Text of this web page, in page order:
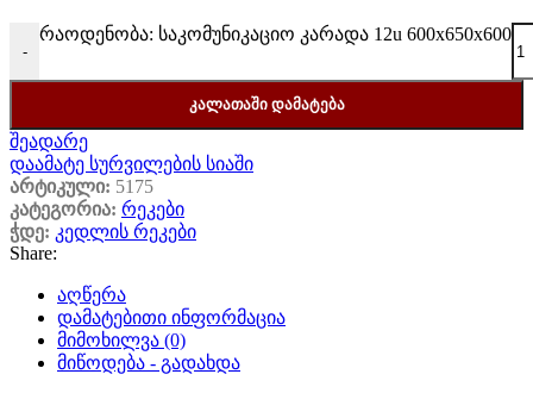
-
რაოდენობა: საკომუნიკაციო კარადა 12u 600x650x600
ᲙᲐᲚᲐᲗᲐᲨᲘ ᲓᲐᲛᲐᲢᲔᲑᲐ
შეადარე
დაამატე სურვილების სიაში
არტიკული: 5175
კატეგორია: რეკები
ჭდე: კედლის რეკები
Share:
აღწერა
დამატებითი ინფორმაცია
მიმოხილვა (0)
მიწოდება - გადახდა